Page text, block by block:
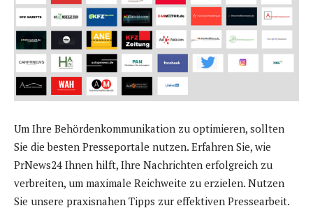
Um Ihre Behördenkommunikation zu optimieren, sollten
Sie die besten Presseportale nutzen. Erfahren Sie, wie
PrNews24 Ihnen hilft, Ihre Nachrichten erfolgreich zu
verbreiten, um maximale Reichweite zu erzielen. Nutzen
Sie unsere praxisnahen Tipps zur effektiven Pressearbeit.